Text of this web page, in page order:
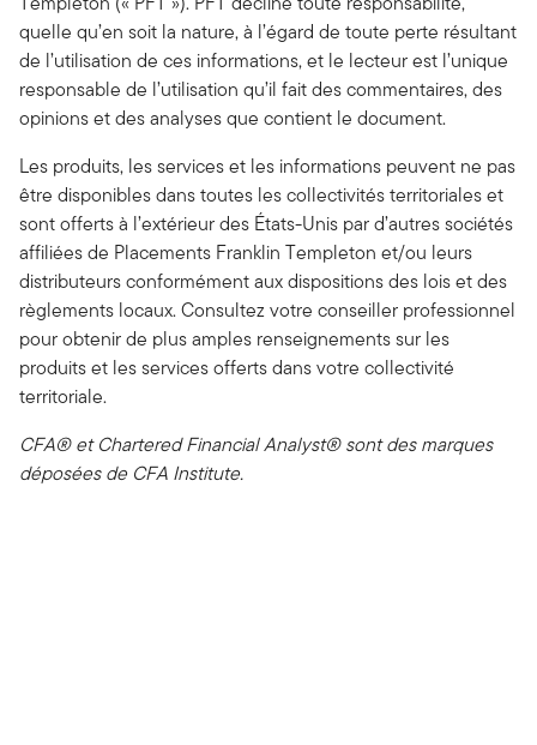
quelle qu’en soit la nature, à l’égard de toute perte résultant
de l’utilisation de ces informations, et le lecteur est l’unique
responsable de l’utilisation qu’il fait des commentaires, des
opinions et des analyses que contient le document.
Les produits, les services et les informations peuvent ne pas
être disponibles dans toutes les collectivités territoriales et
sont offerts à l’extérieur des États-Unis par d’autres sociétés
affiliées de Placements Franklin Templeton et/ou leurs
distributeurs conformément aux dispositions des lois et des
règlements locaux. Consultez votre conseiller professionnel
pour obtenir de plus amples renseignements sur les
produits et les services offerts dans votre collectivité
territoriale.
CFA® et Chartered Financial Analyst® sont des marques
déposées de CFA Institute.